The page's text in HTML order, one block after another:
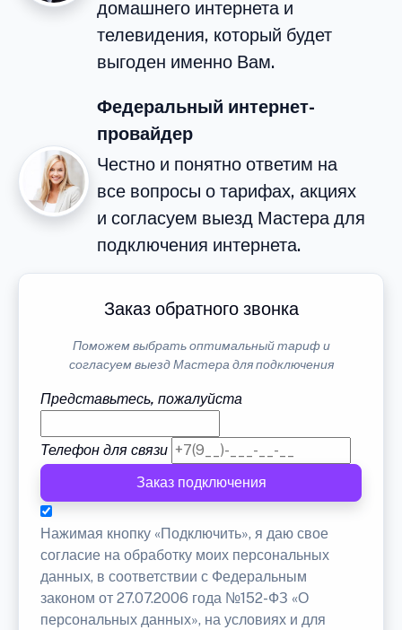
домашнего интернета и
телевидения, который будет
выгоден именно Вам.
Федеральный интернет-
провайдер
Честно и понятно ответим на
все вопросы о тарифах, акциях
и согласуем выезд Мастера для
подключения интернета.
Заказ обратного звонка
Поможем выбрать оптимальный тариф и
согласуем выезд Мастера для подключения
Представьтесь, пожалуйста
Телефон для связи
Заказ подключения
Нажимая кнопку «Подключить», я даю свое
согласие на обработку моих персональных
данных, в соответствии с Федеральным
законом от 27.07.2006 года №152-ФЗ «О
персональных данных», на условиях и для